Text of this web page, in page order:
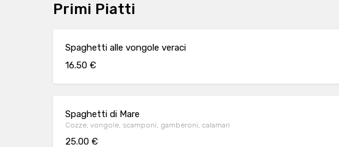
Primi Piatti
Spaghetti alle vongole veraci
16.50 €
Spaghetti di Mare
Cozze, vongole, scamponi, gamberoni, calamari
25.00 €